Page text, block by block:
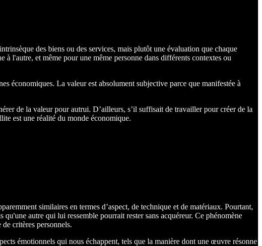
des biens ou des services, mais plutôt une évaluation que chaque
l'autre, et même pour une même personne dans différents contextes ou
économiques. La valeur est absolument subjective parce que manifestée à
de la valeur pour autrui. D’ailleurs, s’il suffisait de travailler pour créer de la
est une réalité du monde économique.
similaires en termes d’aspect, de technique et de matériaux. Pourtant,
autre qui lui ressemble pourrait rester sans acquéreur. Ce phénomène
critères personnels.
émotionnels qui nous échappent, tels que la manière dont une œuvre résonne